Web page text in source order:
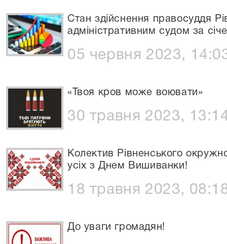
Стан здійснення правосуддя
адміністративним судом за
05 червня 2023,
«Твоя кров може воювати»
30 травня 2023,
Колектив Рівненського
усіх з Днем Вишиванки!
18 травня 2023,
До уваги громадян!